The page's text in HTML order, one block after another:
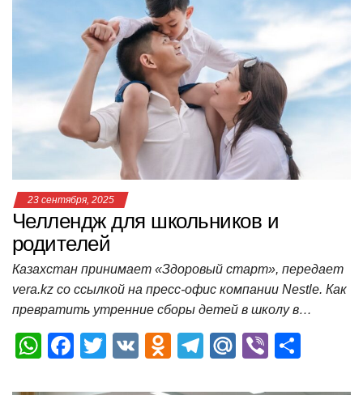
23 сентября, 2025
Челлендж для школьников и
родителей
Казахстан принимает «Здоровый старт», передает
vera.kz со ссылкой на пресс-офис компании Nestle. Как
превратить утренние сборы детей в школу в…
W
F
T
V
O
T
M
Vi